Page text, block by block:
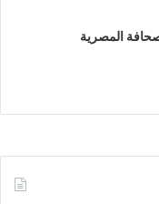
المصرية